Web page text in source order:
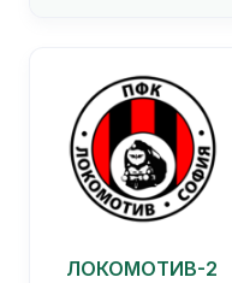
ЛОКОМОТИВ-2